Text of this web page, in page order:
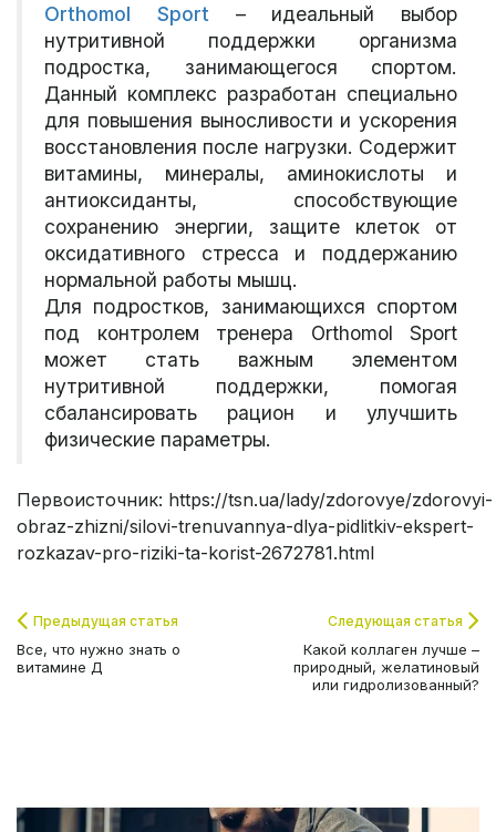
Orthomol Sport – идеальный выбор
нутритивной поддержки организма
подростка, занимающегося спортом.
Данный комплекс разработан специально
для повышения выносливости и ускорения
восстановления после нагрузки. Содержит
витамины, минералы, аминокислоты и
антиоксиданты, способствующие
сохранению энергии, защите клеток от
оксидативного стресса и поддержанию
нормальной работы мышц.
Для подростков, занимающихся спортом
под контролем тренера Orthomol Sport
может стать важным элементом
нутритивной поддержки, помогая
сбалансировать рацион и улучшить
физические параметры.
Первоисточник: https://tsn.ua/lady/zdorovye/zdorovyi-
obraz-zhizni/silovi-trenuvannya-dlya-pidlitkiv-ekspert-
rozkazav-pro-riziki-ta-korist-2672781.html
Предыдущая статья
Все, что нужно знать о
витамине Д
Следующая статья
Какой коллаген лучше –
природный, желатиновый
или гидролизованный?